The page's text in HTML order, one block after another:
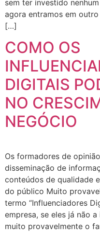
sem ter investido
agora entramos em
[…]
COMO OS
DIGITAIS
NO
NEGÓCIO
Os formadores de
disseminação de
conteúdos de qualidade
do público Muito
termo “Influenciadores
empresa, se eles já não
muito provavelmente o